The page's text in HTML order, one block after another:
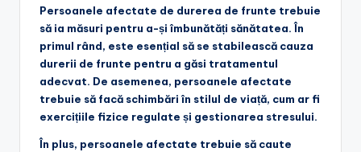
Persoanele afectate de durerea de frunte trebuie
să ia măsuri pentru a-și îmbunătăți sănătatea. În
primul rând, este esențial să se stabilească cauza
durerii de frunte pentru a găsi tratamentul
adecvat. De asemenea, persoanele afectate
trebuie să facă schimbări în stilul de viață, cum ar fi
exercițiile fizice regulate și gestionarea stresului.
În plus, persoanele afectate trebuie să caute